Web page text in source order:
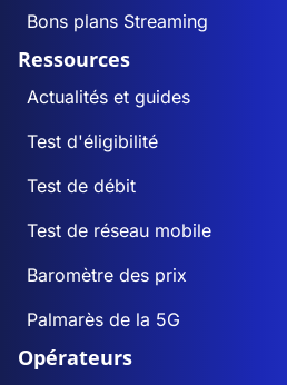
Bons plans Streaming
Ressources
Actualités et guides
Test d'éligibilité
Test de débit
Test de réseau mobile
Baromètre des prix
Palmarès de la 5G
Opérateurs